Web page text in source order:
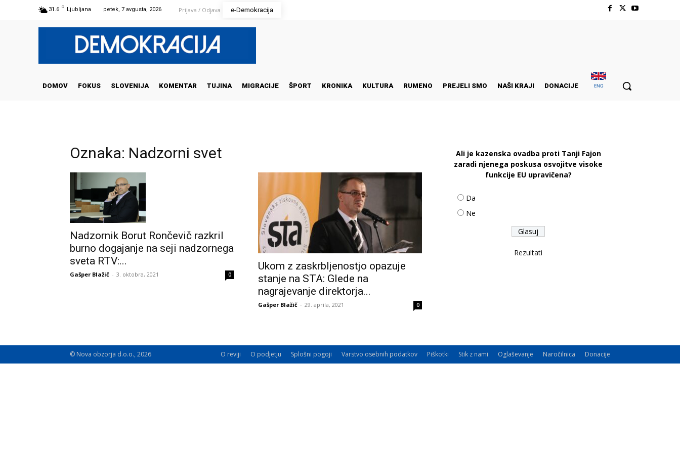
31.6 C Ljubljana petek, 7 avgusta, 2026 Prijava / Odjava e-Demokracija
DOMOV FOKUS SLOVENIJA KOMENTAR TUJINA MIGRACIJE ŠPORT KRONIKA KULTURA RUMENO PREJELI SMO NAŠI KRAJI DONACIJE ENG
Oznaka: Nadzorni svet
Nadzornik Borut Rončevič razkril
burno dogajanje na seji nadzornega
sveta RTV:...
Gašper Blažič - 3. oktobra, 2021 0
Ukom z zaskrbljenostjo opazuje
stanje na STA: Glede na
nagrajevanje direktorja...
Gašper Blažič - 29. aprila, 2021 0
Ali je kazenska ovadba proti Tanji Fajon
zaradi njenega poskusa osvojitve visoke
funkcije EU upravičena?
Da
Ne
Rezultati
O reviji O podjetju Splošni pogoji Varstvo osebnih podatkov Piškotki Stik z nami Oglaševanje Naročilnica Donacije
© Nova obzorja d.o.o., 2026